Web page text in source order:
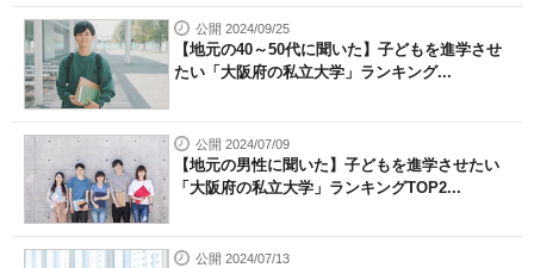
公開 2024/09/25
【地元の40～50代に聞いた】子どもを進学させ
たい「大阪府の私立大学」ランキング...
公開 2024/07/09
【地元の男性に聞いた】子どもを進学させたい
「大阪府の私立大学」ランキングTOP2...
公開 2024/07/13